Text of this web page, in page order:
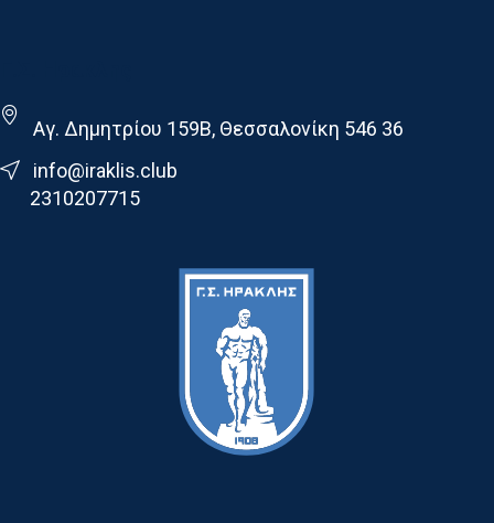
Αγ. Δημητρίου 159Β, Θεσσαλονίκη 546 36
info@iraklis.club
2310207715